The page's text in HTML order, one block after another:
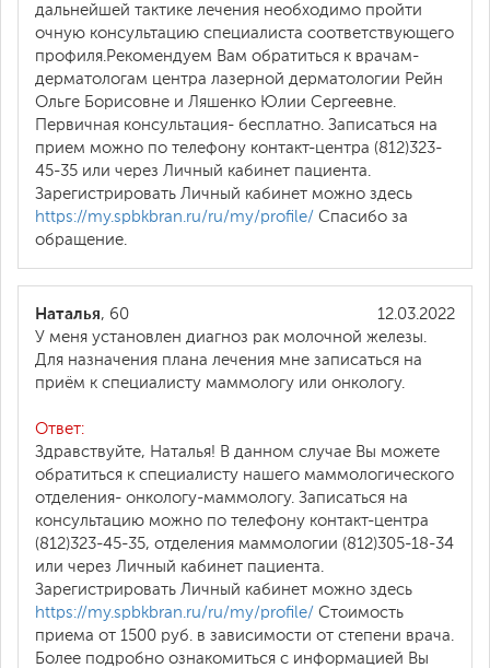
дальнейшей тактике лечения необходимо пройти
очную консультацию специалиста соответствующего
профиля.Рекомендуем Вам обратиться к врачам-
дерматологам центра лазерной дерматологии Рейн
Ольге Борисовне и Ляшенко Юлии Сергеевне.
Первичная консультация- бесплатно. Записаться на
прием можно по телефону контакт-центра (812)323-
45-35 или через Личный кабинет пациента.
Зарегистрировать Личный кабинет можно здесь
https://my.spbkbran.ru/ru/my/profile/ Спасибо за
обращение.
12.03.2022
Наталья, 60
У меня установлен диагноз рак молочной железы.
Для назначения плана лечения мне записаться на
приём к специалисту маммологу или онкологу.
Ответ:
Здравствуйте, Наталья! В данном случае Вы можете
обратиться к специалисту нашего маммологического
отделения- онкологу-маммологу. Записаться на
консультацию можно по телефону контакт-центра
(812)323-45-35, отделения маммологии (812)305-18-34
или через Личный кабинет пациента.
Зарегистрировать Личный кабинет можно здесь
https://my.spbkbran.ru/ru/my/profile/ Стоимость
приема от 1500 руб. в зависимости от степени врача.
Более подробно ознакомиться с информацией Вы